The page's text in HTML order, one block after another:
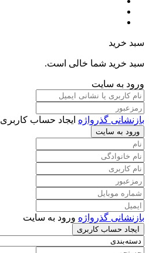
سبد خرید
سبد خرید شما خالی است.
ورود به سایت
بازنشانی گذرواژه ایجاد حساب کاربری
ورود به سایت
بازنشانی گذرواژه ورود به سایت
ایجاد حساب کاربری